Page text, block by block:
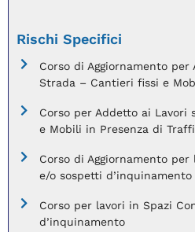
Rischi Specifici
Corso di Aggiornamento
Strada – Cantieri fissi e
Corso per Addetto ai Lavori
e Mobili in Presenza di
Corso di Aggiornamento
e/o sospetti d’inquinamento
Corso per lavori in Spazi
d’inquinamento